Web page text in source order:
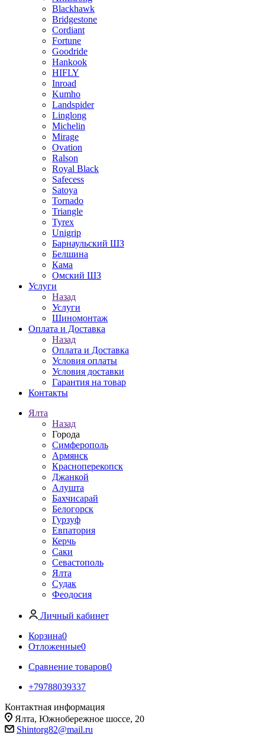
Blackhawk
Bridgestone
Cordiant
Fortune
Goodride
Hankook
HIFLY
Inroad
Kumho
Landspider
Linglong
Michelin
Mirage
Ovation
Ralson
Royal Black
Safecess
Satoya
Tornado
Triangle
Tyrex
Unigrip
Барнаульский ШЗ
Белшина
Кама
Омский ШЗ
Услуги
Назад
Услуги
Шиномонтаж
Оплата и Доставка
Назад
Оплата и Доставка
Условия оплаты
Условия доставки
Гарантия на товар
Контакты
Ялта
Назад
Города
Симферополь
Армянск
Красноперекопск
Джанкой
Алушта
Бахчисарай
Белогорск
Гурзуф
Евпатория
Керчь
Саки
Севастополь
Ялта
Судак
Феодосия
Личный кабинет
Корзина0
Отложенные0
Сравнение товаров0
+79788039337
Контактная информация
Ялта, Южнобережное шоссе, 20
Shintorg82@mail.ru